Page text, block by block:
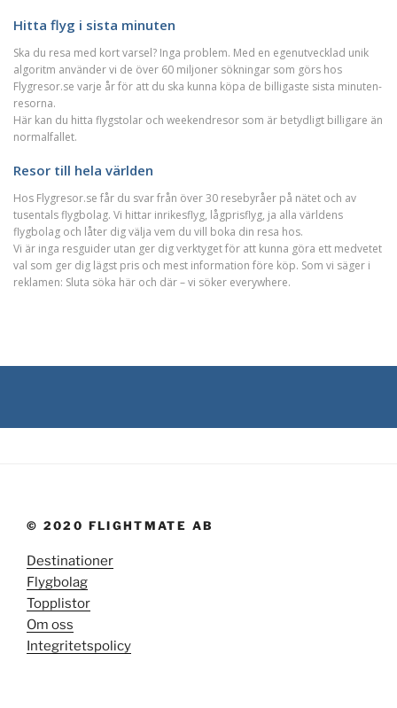
Hitta flyg i sista minuten
Ska du resa med kort varsel? Inga problem. Med en egenutvecklad unik
algoritm använder vi de över 60 miljoner sökningar som görs hos
Flygresor.se varje år för att du ska kunna köpa de billigaste sista minuten-
resorna.
Här kan du hitta flygstolar och weekendresor som är betydligt billigare än
normalfallet.
Resor till hela världen
Hos Flygresor.se får du svar från över 30 resebyråer på nätet och av
tusentals flygbolag. Vi hittar inrikesflyg, lågprisflyg, ja alla världens
flygbolag och låter dig välja vem du vill boka din resa hos.
Vi är inga resguider utan ger dig verktyget för att kunna göra ett medvetet
val som ger dig lägst pris och mest information före köp. Som vi säger i
reklamen: Sluta söka här och där – vi söker everywhere.
© 2020 FLIGHTMATE AB
Destinationer
Flygbolag
Topplistor
Om oss
Integritetspolicy